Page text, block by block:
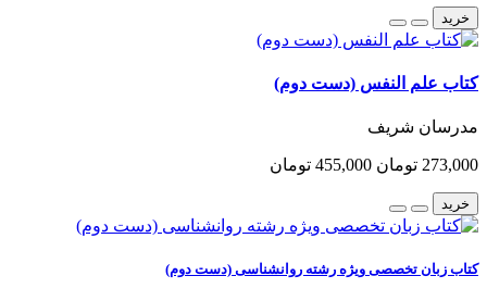
خرید
کتاب علم النفس (دست دوم)
مدرسان شریف
273,000 تومان 455,000 تومان
خرید
کتاب زبان تخصصی ویژه رشته روانشناسی (دست دوم)